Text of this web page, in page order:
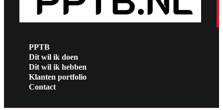
PPTB
Dit wil ik doen
Dit wil ik hebben
Klanten portfolio
Contact